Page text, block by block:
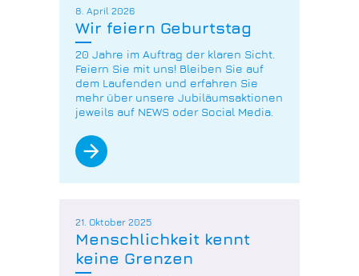
8. April 2026
Wir feiern Geburtstag
20 Jahre im Auftrag der klaren Sicht.
Feiern Sie mit uns! Bleiben Sie auf
dem Laufenden und erfahren Sie
mehr über unsere Jubiläumsaktionen
jeweils auf NEWS oder Social Media.
arrow_forward
21. Oktober 2025
Menschlichkeit kennt
keine Grenzen